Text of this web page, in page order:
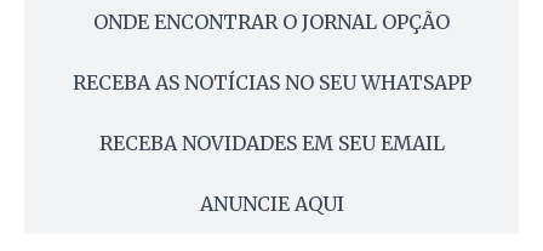
ONDE ENCONTRAR O JORNAL OPÇÃO
RECEBA AS NOTÍCIAS NO SEU WHATSAPP
RECEBA NOVIDADES EM SEU EMAIL
ANUNCIE AQUI